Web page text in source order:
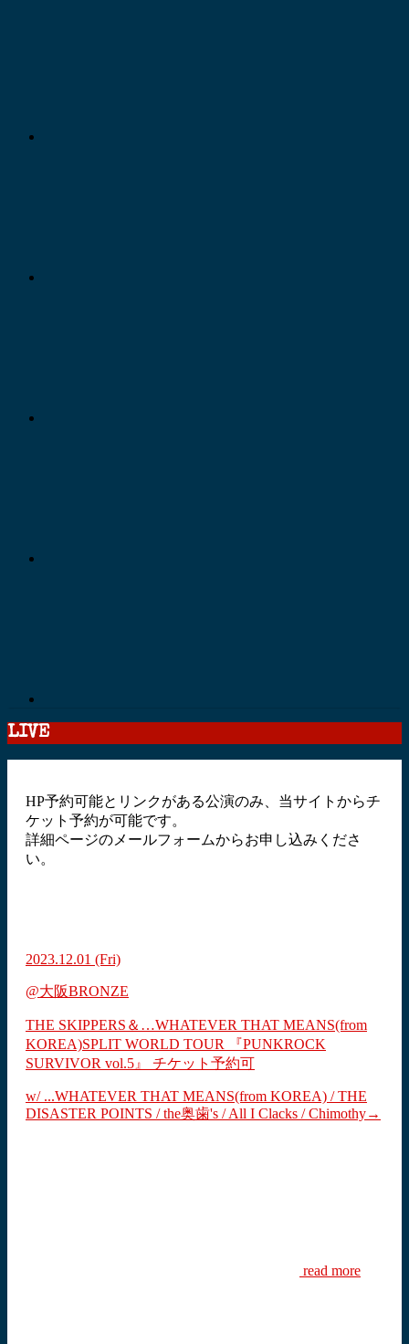
LIVE
HP予約可能とリンクがある公演のみ、当サイトからチ
ケット予約が可能です。
詳細ページのメールフォームからお申し込みくださ
い。
2023.12.01 (Fri)
@大阪BRONZE
THE SKIPPERS＆…WHATEVER THAT MEANS(from
KOREA)SPLIT WORLD TOUR 『PUNKROCK
SURVIVOR vol.5』 チケット予約可
w/ ...WHATEVER THAT MEANS(from KOREA) / THE
DISASTER POINTS / the奥歯's / All I Clacks / Chimothy→
read more